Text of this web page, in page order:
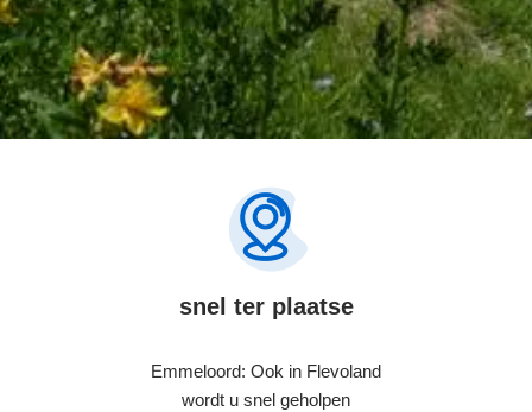
snel ter plaatse
Emmeloord: Ook in Flevoland
wordt u snel geholpen